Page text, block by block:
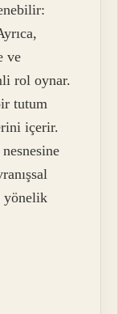
ve
rol oynar.
tutum
içerir.
yönelik